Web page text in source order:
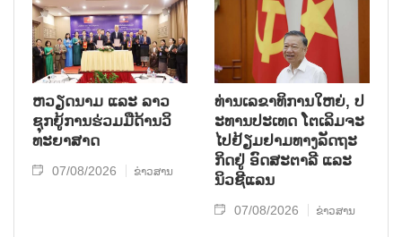
ຫວຽດ​ນາມ ແລະ ລາວ​
ຊຸກ​ຍູ້​ການ​ຮ່ວມ​ມື​ດ້ານວ​ິ​
ທະ​ຍາ​ສາດ
07/08/2026 ຂ່າວສານ
ທ່ານ​ເລ​ຂາ​ທິ​ການ​ໃຫຍ່, ປ​
ະ​ທານ​ປະ​ເທດ ໂຕ​ເລິມ​ຈະ​
ໄປ​ຢ້ຽມ​ຢາມ​ທາງ​ລັດ​ຖະ​
ກິດ​ຢູ່ ອົດ​ສະ​ຕາ​ລີ ແລະ
ນິວ​ຊີ​ແລນ
07/08/2026 ຂ່າວສານ